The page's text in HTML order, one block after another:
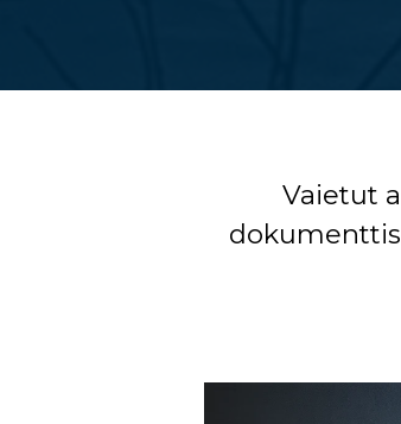
Vaietut